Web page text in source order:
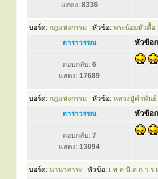
แสดง: 8336
บอร์ด: กฎแห่งกรรม หัวข้อ: พระน้อยหัวดื้อ
ดาราวรรณ
หัวข้อ
ตอบกลับ: 6
แสดง: 17689
บอร์ด: กฎแห่งกรรม หัวข้อ: หลวงปู่คำพันธ์
ดาราวรรณ
หัวข้อ
ตอบกลับ: 7
แสดง: 13094
บอร์ด: นานาสาระ หัวข้อ: เ ท ค นิ ค ก า ร